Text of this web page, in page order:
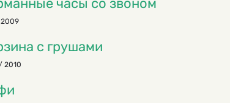
часы со звоном
с грушами
2010